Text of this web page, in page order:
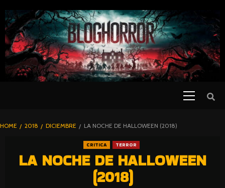
TO
CONTENT
BLOGHORROR
HOME 2018 DICIEMBRE LA NOCHE DE HALLOWEEN (2018)
CRITICA TERROR
LA NOCHE DE HALLOWEEN
(2018)